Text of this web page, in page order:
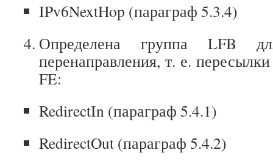
IPv6NextHop (параграф 5.3.4)
Определена группа LFB
перенаправления, т. е.
FE:
RedirectIn (параграф 5.4.1)
RedirectOut (параграф 5.4.2)